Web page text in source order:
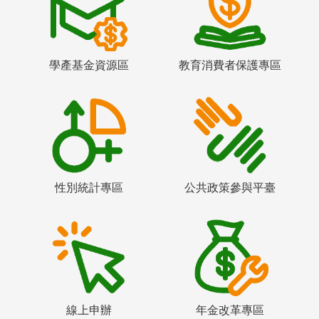
學產基金資源區 教育消費者保護專區
性別統計專區 公共政策參與平臺
線上申辦 年金改革專區